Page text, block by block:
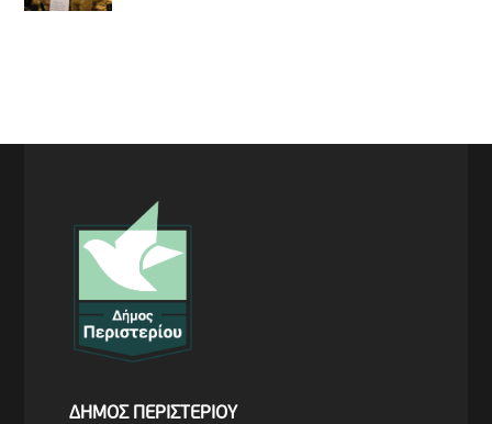
ΔΗΜΟΣ ΠΕΡΙΣΤΕΡΙΟΥ